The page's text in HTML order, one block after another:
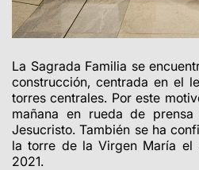
La Sagrada Familia se
construcción, centrada en el
torres centrales. Por este
mañana en rueda de
Jesucristo.También se ha
la torre de la Virgen María
2021.